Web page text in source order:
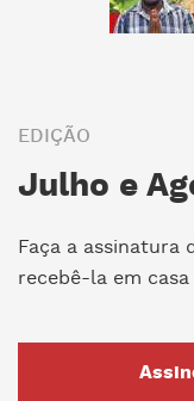
EDIÇÃO
Julho e
Faça a assinatura
recebê-la em